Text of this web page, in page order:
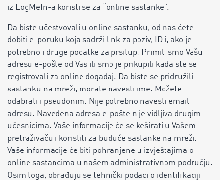
iz LogMeIn-a koristi se za “online sastanke”.
Da biste učestvovali u online sastanku, od nas ćete
dobiti e-poruku koja sadrži link za poziv, ID i, ako je
potrebno i druge podatke za prsitup. Primili smo Vašu
adresu e-pošte od Vas ili smo je prikupili kada ste se
registrovali za online događaj. Da biste se pridružili
sastanku na mreži, morate navesti ime. Možete
odabrati i pseudonim. Nije potrebno navesti email
adresu. Navedena adresa e-pošte nije vidljiva drugim
učesnicima. Vaše informacije će se keširati u Vašem
pretraživaču i koristiti za buduće sastanke na mreži.
Vaše informacije će biti pohranjene u izvještajima o
online sastancima u našem administrativnom području.
Osim toga, obrađuju se tehnički podaci o identifikaciji